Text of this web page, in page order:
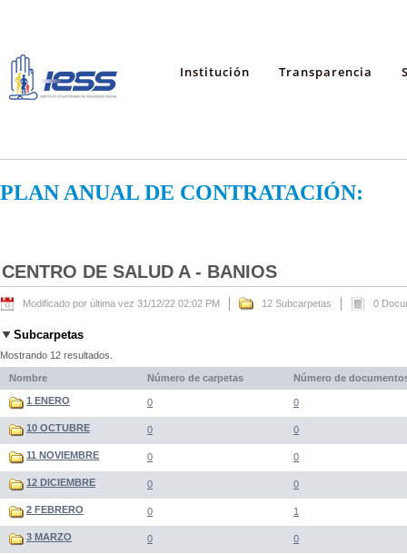
Institución Transparencia
PLAN ANUAL DE CONTRATACIÓN:
CENTRO DE SALUD A - BANIOS
Modificado por última vez 31/12/22 02:02 PM 12 Subcarpetas 0
Subcarpetas
Mostrando 12 resultados.
Nombre Número de carpetas Número de
1 ENERO 0 0
10 OCTUBRE 0 0
11 NOVIEMBRE 0 0
12 DICIEMBRE 0 0
2 FEBRERO 0 1
3 MARZO 0 0